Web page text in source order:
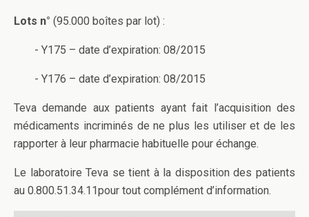
Lots n° (95.000 boîtes par lot) :
- Y175 – date d’expiration: 08/2015
- Y176 – date d’expiration: 08/2015
Teva demande aux patients ayant fait l’acquisition des
médicaments incriminés de ne plus les utiliser et de les
rapporter à leur pharmacie habituelle pour échange.
Le laboratoire Teva se tient à la disposition des patients
au 0.800.51.34.11pour tout complément d’information.